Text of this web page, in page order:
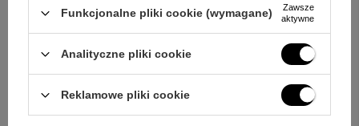
powinien być krótki ze względu na powierzchnię upominku.
Jaką treść mogę umieścić w grawerunku na
Można wykonać grawerunek np.
krótkie imię i data, maksymalnie 20 znaków (łącznie ze
Funkcjonalne pliki cookie (wymagane)
Zawsze
aktywne
Analityczne pliki cookie
Reklamowe pliki cookie